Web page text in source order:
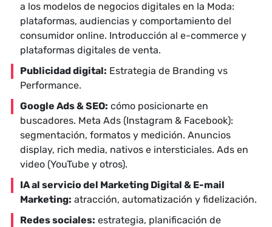
a los modelos de negocios digitales en la Moda:
plataformas, audiencias y comportamiento del
consumidor online. Introducción al e-commerce y
plataformas digitales de venta.
Publicidad digital: Estrategia de Branding vs
Performance.
Google Ads & SEO: cómo posicionarte en
buscadores. Meta Ads (Instagram & Facebook):
segmentación, formatos y medición. Anuncios
display, rich media, nativos e intersticiales. Ads en
video (YouTube y otros).
IA al servicio del Marketing Digital & E-mail
Marketing: atracción, automatización y fidelización.
Redes sociales: estrategia, planificación de